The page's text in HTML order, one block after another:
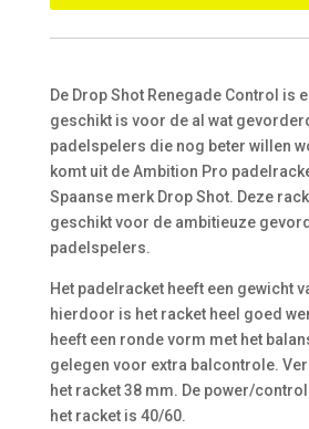
De Drop Shot Renegade Control is
geschikt is voor de al wat
padelspelers die nog beter willen
komt uit de Ambition Pro
Spaanse merk Drop Shot. Deze
geschikt voor de ambitieuze
padelspelers.
Het padelracket heeft een gewicht
hierdoor is het racket heel goed
heeft een ronde vorm met het
gelegen voor extra balcontrole.
het racket 38 mm. De power/
het racket is 40/60.